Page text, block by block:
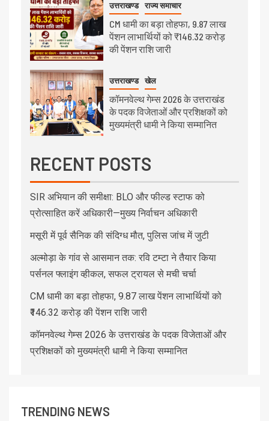
उत्तराखण्ड राज्य समाचार
CM धामी का बड़ा तोहफा, 9.87 लाख
पेंशन लाभार्थियों को ₹146.32 करोड़
की पेंशन राशि जारी
उत्तराखण्ड खेल
कॉमनवेल्थ गेम्स 2026 के उत्तराखंड
के पदक विजेताओं और प्रशिक्षकों को
मुख्यमंत्री धामी ने किया सम्मानित
RECENT POSTS
SIR अभियान की समीक्षा: BLO और फील्ड स्टाफ को
प्रोत्साहित करें अधिकारी—मुख्य निर्वाचन अधिकारी
मसूरी में पूर्व सैनिक की संदिग्ध मौत, पुलिस जांच में जुटी
अल्मोड़ा के गांव से आसमान तक: रवि टम्टा ने तैयार किया
पर्सनल फ्लाइंग व्हीकल, सफल ट्रायल से मची चर्चा
CM धामी का बड़ा तोहफा, 9.87 लाख पेंशन लाभार्थियों को
₹146.32 करोड़ की पेंशन राशि जारी
कॉमनवेल्थ गेम्स 2026 के उत्तराखंड के पदक विजेताओं और
प्रशिक्षकों को मुख्यमंत्री धामी ने किया सम्मानित
TRENDING NEWS